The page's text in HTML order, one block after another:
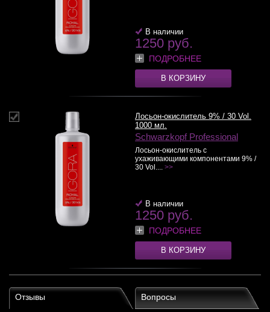
В наличии
1250 руб.
ПОДРОБНЕЕ
В КОРЗИНУ
Лосьон-окислитель 9% / 30 Vol.
1000 мл.
Schwarzkopf Professional
Лосьон-окислитель с
ухаживающими компонентами 9% /
30 Vol.... >>
В наличии
1250 руб.
ПОДРОБНЕЕ
В КОРЗИНУ
Отзывы Вопросы